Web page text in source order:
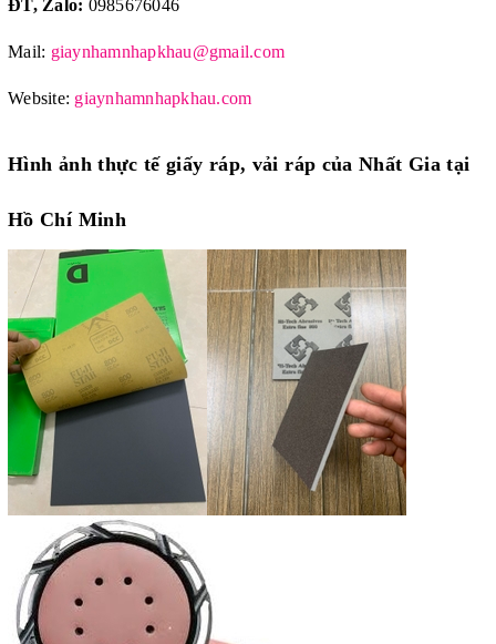
ĐT, Zalo: 0985676046
Mail: giaynhamnhapkhau@gmail.com
Website: giaynhamnhapkhau.com
Hình ảnh thực tế giấy ráp, vải ráp của Nhất Gia tại
Hồ Chí Minh